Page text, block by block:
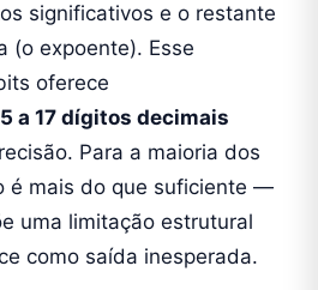
significativos e o restante
(o expoente). Esse
oferece
a 17 dígitos decimais
Para a maioria dos
é mais do que suficiente —
uma limitação estrutural
como saída inesperada.